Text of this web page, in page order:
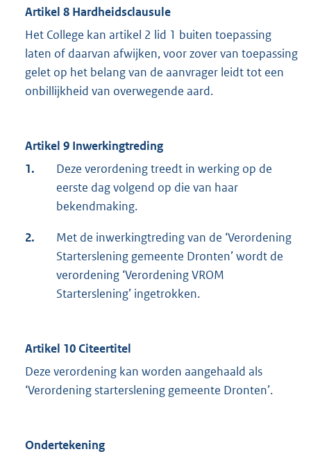
Artikel 8 Hardheidsclausule
Het College kan artikel 2 lid 1 buiten toepassing
laten of daarvan afwijken, voor zover van toepassing
gelet op het belang van de aanvrager leidt tot een
onbillijkheid van overwegende aard.
Artikel 9 Inwerkingtreding
1.
Deze verordening treedt in werking op de
eerste dag volgend op die van haar
bekendmaking.
2.
Met de inwerkingtreding van de ‘Verordening
Starterslening gemeente Dronten’ wordt de
verordening ‘Verordening VROM
Starterslening’ ingetrokken.
Artikel 10 Citeertitel
Deze verordening kan worden aangehaald als
‘Verordening starterslening gemeente Dronten’.
Ondertekening